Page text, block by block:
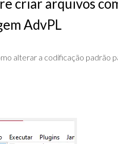
criar arquivos
AdvPL
alterar a codificação padrão